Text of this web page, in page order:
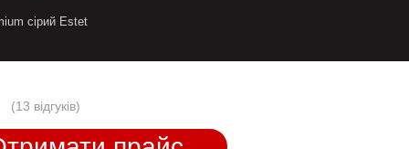
сірий Estet
(13 відгуків)